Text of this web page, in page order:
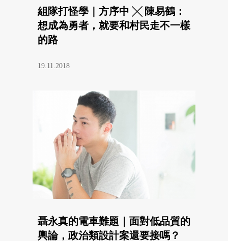
組隊打怪學｜方序中 ╳ 陳易鶴：
想成為勇者，就要和村民走不一樣
的路
19.11.2018
聶永真的電車難題｜面對低品質的
輿論，政治類設計案還要接嗎？